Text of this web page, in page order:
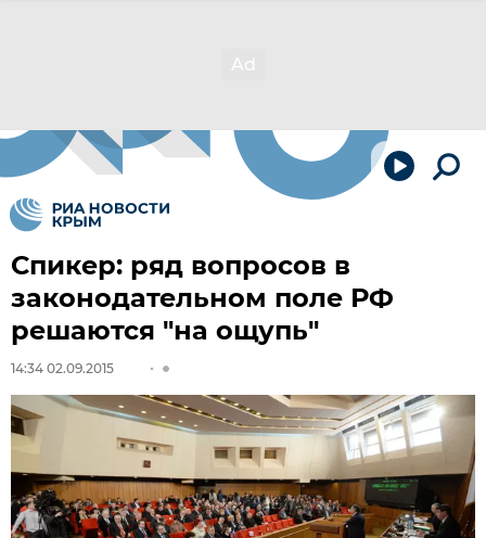
Спикер: ряд вопросов в
законодательном поле РФ
решаются "на ощупь"
14:34 02.09.2015